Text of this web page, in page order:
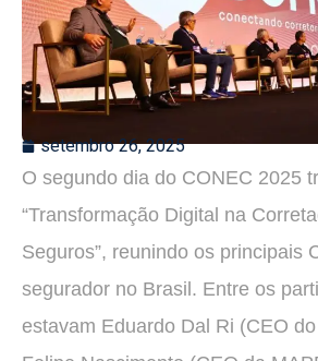
setembro 26, 2025
O segundo dia do CONEC 2025
“Transformação Digital na
Seguros”, reunindo os principais
segurador no Brasil. Entre os
estavam Eduardo Dal Ri (CEO